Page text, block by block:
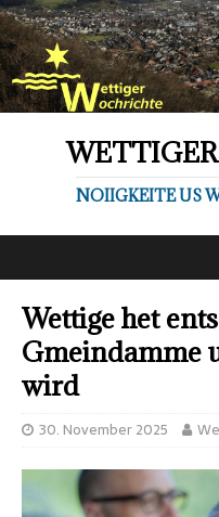
NOIIGKEITE US
Wettige het
Gmeindamme
wird
30. November 2025